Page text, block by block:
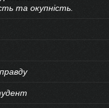
та окупність.